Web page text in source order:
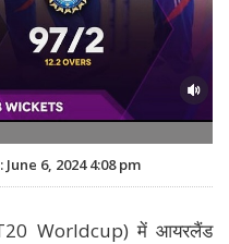
6, 2024 4:08 pm
Worldcup) में आयरलैंड